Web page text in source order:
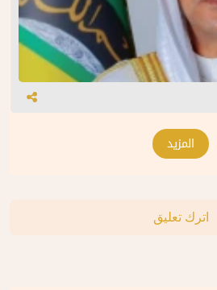
المزيد
اترك تعليق